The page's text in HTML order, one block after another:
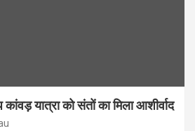
यात्रा को संतों का मिला आशीर्वाद